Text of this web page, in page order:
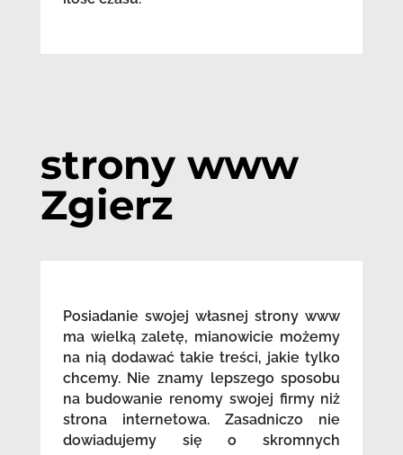
strony www
Zgierz
Posiadanie swojej własnej strony www
ma wielką zaletę, mianowicie możemy
na nią dodawać takie treści, jakie tylko
chcemy. Nie znamy lepszego sposobu
na budowanie renomy swojej firmy niż
strona internetowa. Zasadniczo nie
dowiadujemy się o skromnych